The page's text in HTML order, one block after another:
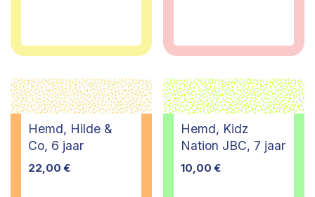
Hemd, Hilde &
Co, 6 jaar
22,00 €
Hemd, Kidz
Nation JBC, 7 jaar
10,00 €